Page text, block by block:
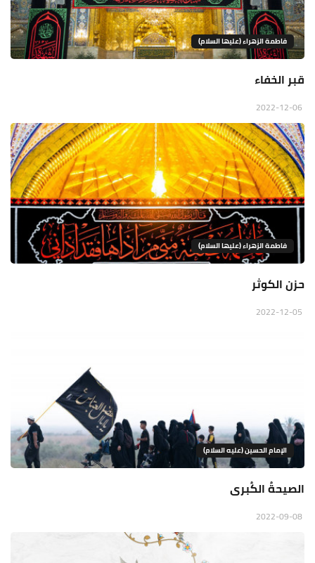
فاطمة الزهراء (عليها السلام)
قبر الخفاء
فاطمة الزهراء (عليها السلام)
حزن الكوثر
الإمام الحسين (عليه السلام)
الصيحةُ الكُبرى